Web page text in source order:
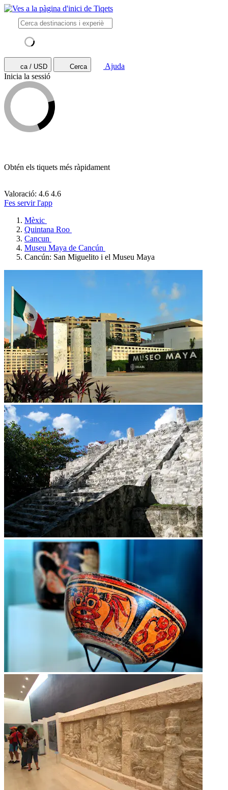
ca / USD Cerca
Ajuda
Inicia la sessió
Obtén els tiquets més ràpidament
Valoració: 4.6 4.6
Fes servir l'app
Mèxic
Quintana Roo
Cancun
Museu Maya de Cancún
Cancún: San Miguelito i el Museu Maya